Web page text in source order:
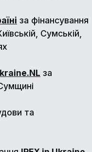
за фінансування
Сумській,
за
та